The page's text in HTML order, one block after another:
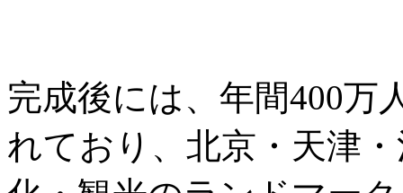
完成後には、年間400万
れており、北京・天津